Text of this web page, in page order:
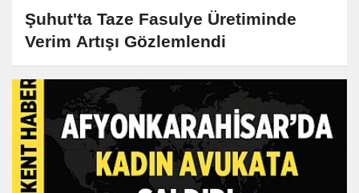
Şuhut'ta Taze Fasulye Üretiminde
Verim Artışı Gözlemlendi